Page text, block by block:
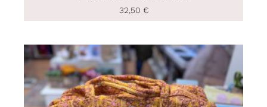
32,50 €